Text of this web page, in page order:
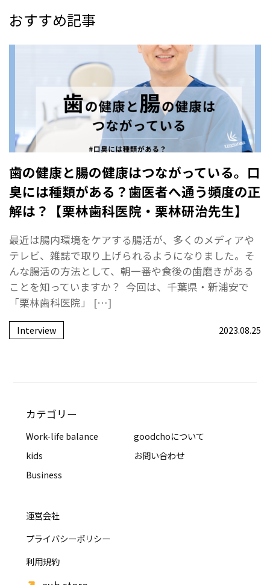
おすすめ記事
歯の健康と腸の健康はつながっている。口
臭には種類がある？歯医者へ通う頻度の正
解は？【栗林歯科医院・栗林研治先生】
最近は腸内環境をケアする腸活が、多くのメディアや
テレビ、雑誌で取り上げられるようになりました。そ
んな腸活の方法として、朝一番や食後の歯磨きがある
ことを知っていますか？ 今回は、千葉県・新浦安で
「栗林歯科医院」 […]
Interview 2023.08.25
カテゴリー
Work-life balance
goodchoについて
kids
お問い合わせ
Business
運営会社
プライバシーポリシー
利用規約